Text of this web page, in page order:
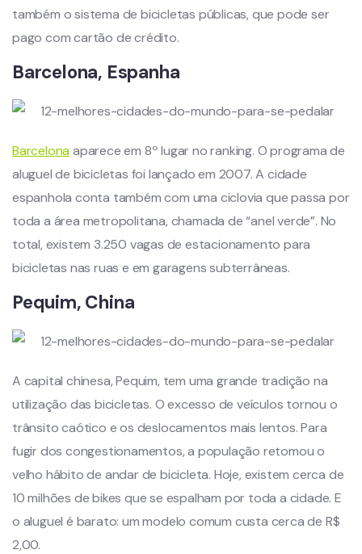
também o sistema de bicicletas públicas, que pode ser
pago com cartão de crédito.
Barcelona, Espanha
Barcelonaaparece em 8º lugar no ranking. O programa de
aluguel de bicicletas foi lançado em 2007. A cidade
espanhola conta também com uma ciclovia que passa por
toda a área metropolitana, chamada de “anel verde”. No
total, existem 3.250 vagas de estacionamento para
bicicletas nas ruas e em garagens subterrâneas.
Pequim, China
A capital chinesa, Pequim, tem uma grande tradição na
utilização das bicicletas. O excesso de veículos tornou o
trânsito caótico e os deslocamentos mais lentos. Para
fugir dos congestionamentos, a população retomou o
velho hábito de andar de bicicleta. Hoje, existem cerca de
10 milhões de bikes que se espalham por toda a cidade. E
o aluguel é barato: um modelo comum custa cerca de R$
2,00.